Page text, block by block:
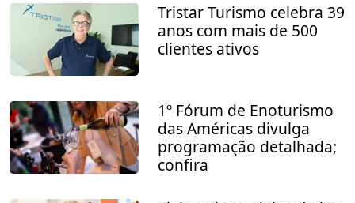
Tristar Turismo celebra 39
anos com mais de 500
clientes ativos
1º Fórum de Enoturismo
das Américas divulga
programação detalhada;
confira